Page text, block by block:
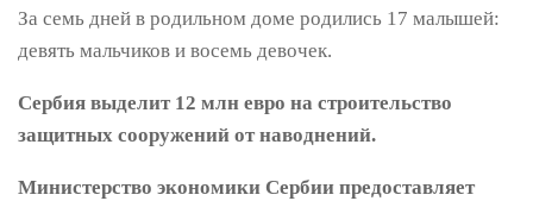
За семь дней в родильном доме родились 17 малышей:
девять мальчиков и восемь девочек.
Сербия выделит 12 млн евро на строительство
защитных сооружений от наводнений.
Министерство экономики Сербии предоставляет